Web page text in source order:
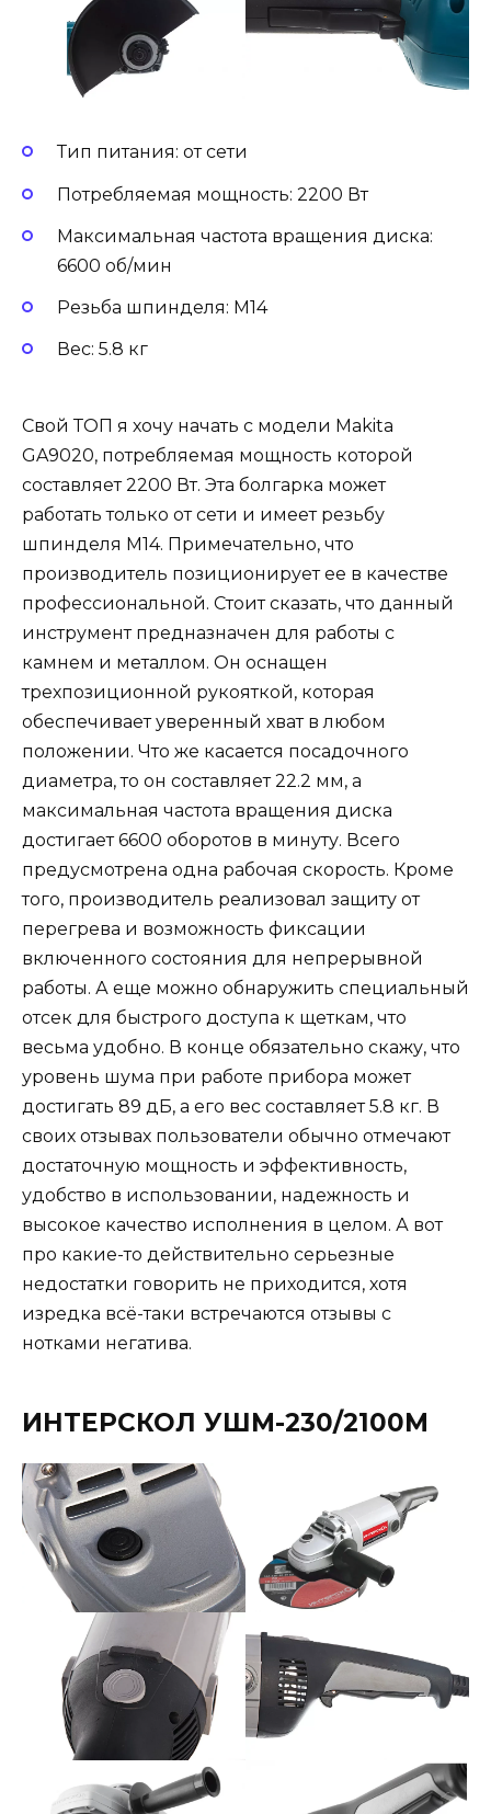
Тип питания: от сети
Потребляемая мощность: 2200 Вт
Максимальная частота вращения диска:
6600 об/мин
Резьба шпинделя: M14
Вес: 5.8 кг
Свой ТОП я хочу начать с модели Makita
GA9020, потребляемая мощность которой
составляет 2200 Вт. Эта болгарка может
работать только от сети и имеет резьбу
шпинделя M14. Примечательно, что
производитель позиционирует ее в качестве
профессиональной. Стоит сказать, что данный
инструмент предназначен для работы с
камнем и металлом. Он оснащен
трехпозиционной рукояткой, которая
обеспечивает уверенный хват в любом
положении. Что же касается посадочного
диаметра, то он составляет 22.2 мм, а
максимальная частота вращения диска
достигает 6600 оборотов в минуту. Всего
предусмотрена одна рабочая скорость. Кроме
того, производитель реализовал защиту от
перегрева и возможность фиксации
включенного состояния для непрерывной
работы. А еще можно обнаружить специальный
отсек для быстрого доступа к щеткам, что
весьма удобно. В конце обязательно скажу, что
уровень шума при работе прибора может
достигать 89 дБ, а его вес составляет 5.8 кг. В
своих отзывах пользователи обычно отмечают
достаточную мощность и эффективность,
удобство в использовании, надежность и
высокое качество исполнения в целом. А вот
про какие-то действительно серьезные
недостатки говорить не приходится, хотя
изредка всё-таки встречаются отзывы с
нотками негатива.
ИНТЕРСКОЛ УШМ-230/2100М